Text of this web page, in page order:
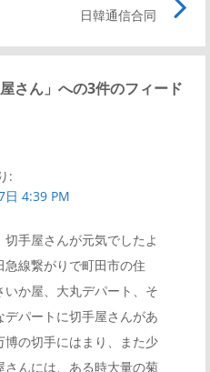
リ
日韓通信合同
記
さん 」への3件のフィード
:
日 4:39 PM
手屋さんが元気でしたよ
線繋がりで町田市の住
いか屋、大丸デパート、そ
デパートに切手屋さんがあ
博の切手にはまり、また少
さんには、ある時大量の菊